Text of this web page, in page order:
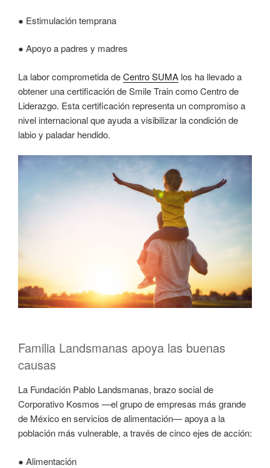
● Estimulación temprana
● Apoyo a padres y madres
La labor comprometida deCentro SUMA los ha llevado a
obtener una certificación de Smile Train como Centro de
Liderazgo. Esta certificación representa un compromiso a
nivel internacional que ayuda a visibilizar la condición de
labio y paladar hendido.
Familia Landsmanas apoya las buenas
causas
La Fundación Pablo Landsmanas, brazo social de
Corporativo Kosmos —el grupo de empresas más grande
de México en servicios de alimentación— apoya a la
población más vulnerable, a través de cinco ejes de acción:
● Alimentación